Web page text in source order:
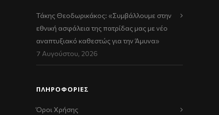
Τάκης Θεοδωρικάκος: «Συμβάλλουμε στην
εθνική ασφάλεια της πατρίδας μας με νέο
αναπτυξιακό καθεστώς για την Άμυνα»
7 Αυγούστου, 2026
ΠΛΗΡΟΦΟΡΙΕΣ
Όροι Χρήσης